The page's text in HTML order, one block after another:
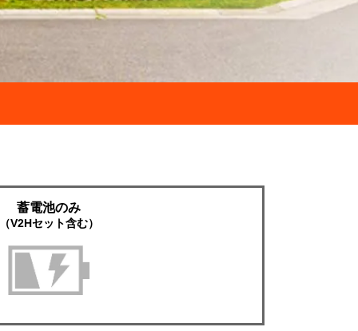
蓄電池のみ
V2Hセット含む）